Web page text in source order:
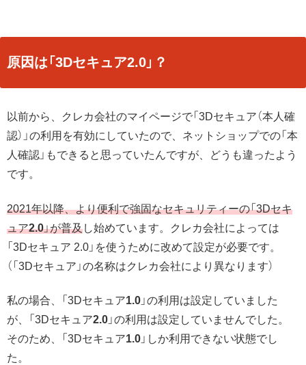
原因は「3Dセキュア2.0」？
以前から、クレカ会社のマイページで「3Dセキュア（本人確
認）」の利用を有効にしていたので、ネットショップでの「本
人確認」もできると思っていたんですが、どうも違ったよう
です。
2021年以降、より便利で強固なセキュリティーの「3Dセキ
ュア2.0」が普及し始めています。クレカ会社によっては
「3Dセキュア 2.0」を使うために改めて設定が必要です。
（「3Dセキュア」の名称はクレカ会社により異なります）
私の場合、「3Dセキュア1.0 」の利用は設定していました
が、「3Dセキュア2.0 」の利用は設定していませんでした。
そのため、「3Dセキュア1.0 」しか利用できない状態でし
た。